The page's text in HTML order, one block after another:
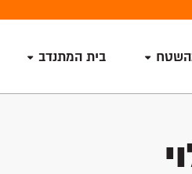
בית המתנדב